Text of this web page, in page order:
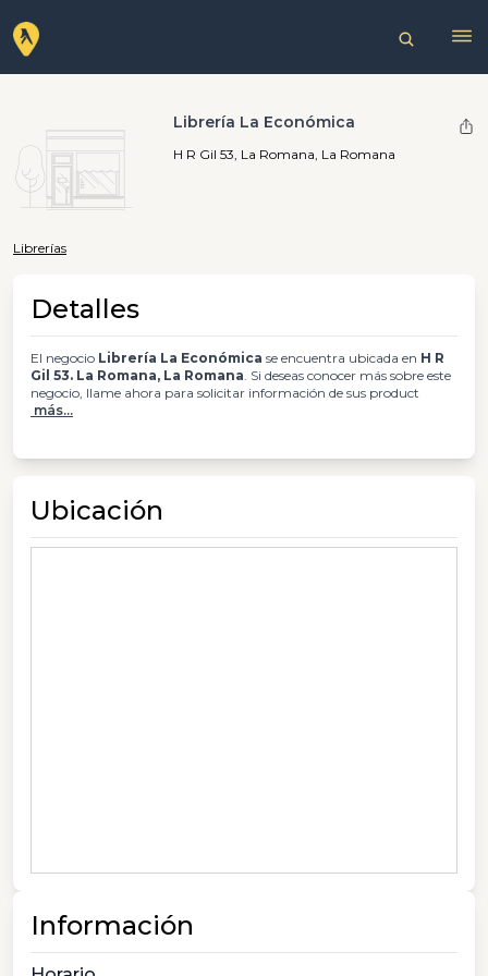
Librería La Económica
H R Gil 53, La Romana, La Romana
Librerías
Detalles
El negocio Librería La Económica se encuentra ubicada en H R
Gil 53. La Romana, La Romana. Si deseas conocer más sobre este
negocio, llame ahora para solicitar información de sus product
más...
Ubicación
Información